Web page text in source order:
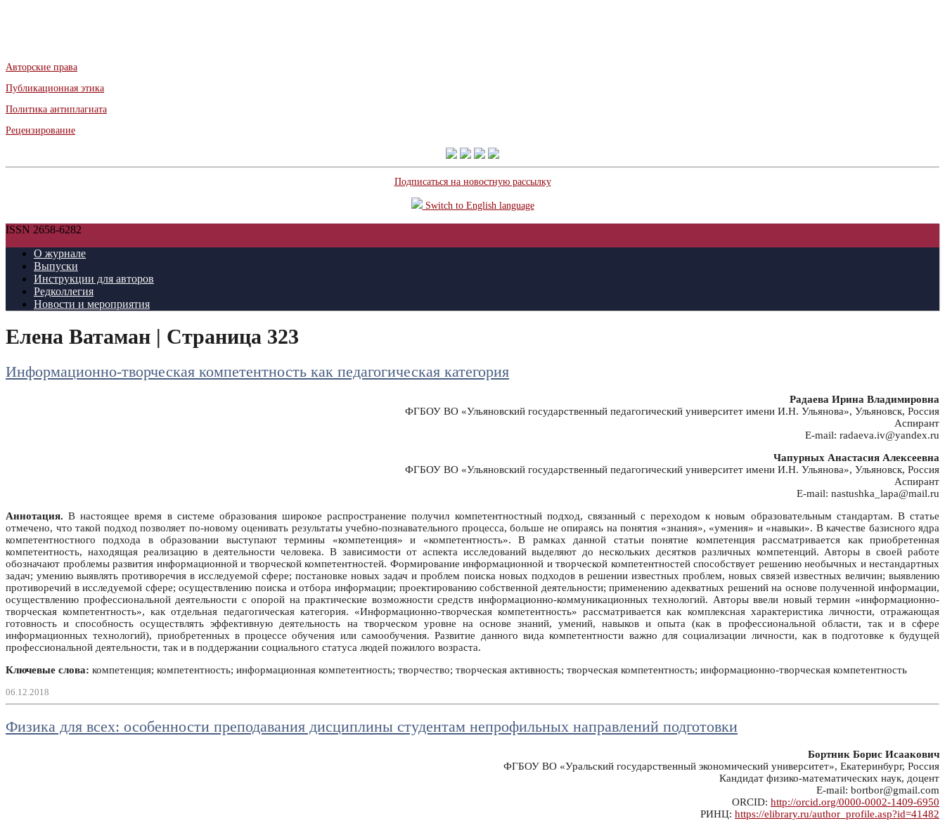
Авторские права
Публикационная этика
Политика антиплагиата
Рецензирование
Подписаться на новостную рассылку
Switch to English language
ISSN 2658-6282
О журнале
Выпуски
Инструкции для авторов
Редколлегия
Новости и мероприятия
Елена Ватаман | Страница 323
Информационно-творческая компетентность как педагогическая категория
Радаева Ирина Владимировна
ФГБОУ ВО «Ульяновский государственный педагогический университет имени И.Н. Ульянова», Ульяновск, Россия
Аспирант
E-mail: radaeva.iv@yandex.ru
Чапурных Анастасия Алексеевна
ФГБОУ ВО «Ульяновский государственный педагогический университет имени И.Н. Ульянова», Ульяновск, Россия
Аспирант
E-mail: nastushka_lapa@mail.ru
Аннотация. В настоящее время в системе образования широкое распространение получил компетентностный подход, связанный с переходом к новым образовательным стандартам. В статье
отмечено, что такой подход позволяет по-новому оценивать результаты учебно-познавательного процесса, больше не опираясь на понятия «знания», «умения» и «навыки». В качестве базисного ядра
компетентностного подхода в образовании выступают термины «компетенция» и «компетентность». В рамках данной статьи понятие компетенция рассматривается как приобретенная
компетентность, находящая реализацию в деятельности человека. В зависимости от аспекта исследований выделяют до нескольких десятков различных компетенций. Авторы в своей работе
обозначают проблемы развития информационной и творческой компетентностей. Формирование информационной и творческой компетентностей способствует решению необычных и нестандартных
задач; умению выявлять противоречия в исследуемой сфере; постановке новых задач и проблем поиска новых подходов в решении известных проблем, новых связей известных величин; выявлению
противоречий в исследуемой сфере; осуществлению поиска и отбора информации; проектированию собственной деятельности; применению адекватных решений на основе полученной информации,
осуществлению профессиональной деятельности с опорой на практические возможности средств информационно-коммуникационных технологий. Авторы ввели новый термин «информационно-
творческая компетентность», как отдельная педагогическая категория. «Информационно-творческая компетентность» рассматривается как комплексная характеристика личности, отражающая
готовность и способность осуществлять эффективную деятельность на творческом уровне на основе знаний, умений, навыков и опыта (как в профессиональной области, так и в сфере
информационных технологий), приобретенных в процессе обучения или самообучения. Развитие данного вида компетентности важно для социализации личности, как в подготовке к будущей
профессиональной деятельности, так и в поддержании социального статуса людей пожилого возраста.
Ключевые слова: компетенция; компетентность; информационная компетентность; творчество; творческая активность; творческая компетентность; информационно-творческая компетентность
06.12.2018
Физика для всех: особенности преподавания дисциплины студентам непрофильных направлений подготовки
Бортник Борис Исаакович
ФГБОУ ВО «Уральский государственный экономический университет», Екатеринбург, Россия
Кандидат физико-математических наук, доцент
E-mail: bortbor@gmail.com
ORCID: http://orcid.org/0000-0002-1409-6950
РИНЦ: https://elibrary.ru/author_profile.asp?id=41482